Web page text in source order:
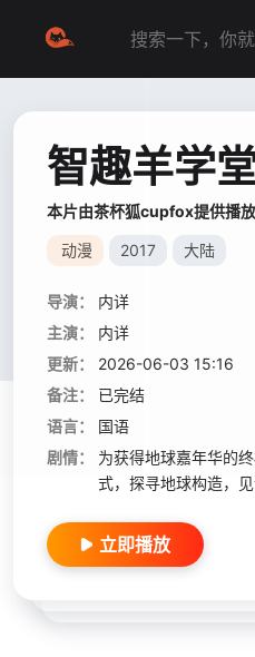
智趣羊学
本片由茶杯狐cupfox提供播放
动漫 2017 大陆
导演：
内详
主演：
内详
更新：
2026-06-03 15:16
备注：
已完结
语言：
国语
剧情：
为获得地球嘉年华的
式，探寻地球构造，
立即播放